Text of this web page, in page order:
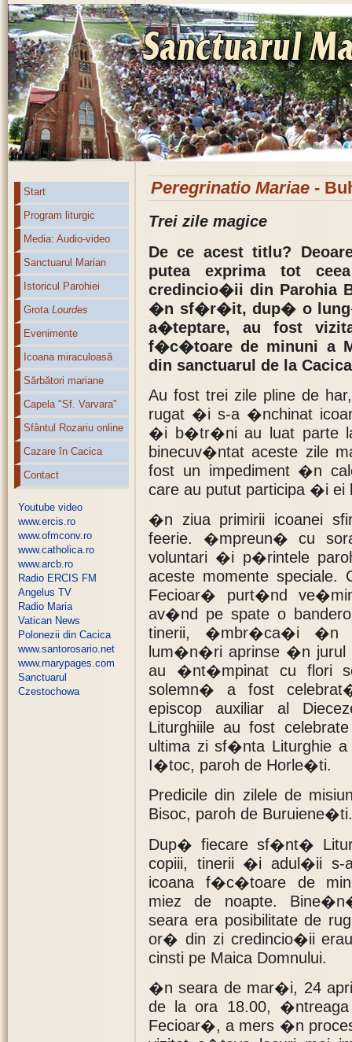
Start
Program liturgic
Media: Audio-video
Sanctuarul Marian
Istoricul Parohiei
Grota Lourdes
Evenimente
Icoana miraculoasă
Sărbători mariane
Capela "Sf. Varvara"
Sfântul Rozariu online
Cazare în Cacica
Contact
Youtube video
www.ercis.ro
www.ofmconv.ro
www.catholica.ro
www.arcb.ro
Radio ERCIS FM
Angelus TV
Radio Maria
Vatican News
Polonezii din Cacica
www.santorosario.net
www.marypages.com
Sanctuarul
Czestochowa
Peregrinatio Mariae -
Trei zile magice
De ce acest titlu?
putea exprima tot
credincio�ii din Parohia
�n sf�r�it, dup� o
a�teptare, au fost
f�c�toare de minuni a
din sanctuarul de la
Au fost trei zile pline de
rugat �i s-a �nchinat
�i b�tr�ni au luat parte
binecuv�ntat aceste zile
fost un impediment �n
care au putut participa �i ei
�n ziua primirii icoanei
feerie. �mpreun� cu
voluntari �i p�rintele
aceste momente
Fecioar� purt�nd
av�nd pe spate o
tinerii, �mbr�ca�i �n
lum�n�ri aprinse �n jurul
au �nt�mpinat cu flori
solemn� a fost
episcop auxiliar al
Liturghiile au fost
ultima zi sf�nta Liturghie
I�toc, paroh de Horle�ti.
Predicile din zilele de
Bisoc, paroh de Buruiene�ti.
Dup� fiecare sf�nt�
copiii, tinerii �i adul�ii s-
icoana f�c�toare de
miez de noapte.
seara era posibilitate de
or� din zi credincio�ii
cinsti pe Maica Domnului.
�n seara de mar�i, 24
de la ora 18.00,
Fecioar�, a mers �n